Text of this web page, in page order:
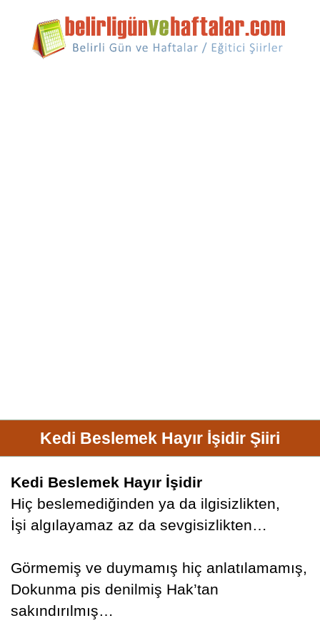
Kedi Beslemek Hayır İşidir Şiiri
Kedi Beslemek Hayır İşidir
Hiç beslemediğinden ya da ilgisizlikten,
İşi algılayamaz az da sevgisizlikten…
Görmemiş ve duymamış hiç anlatılamamış,
Dokunma pis denilmiş Hak’tan
sakındırılmış…